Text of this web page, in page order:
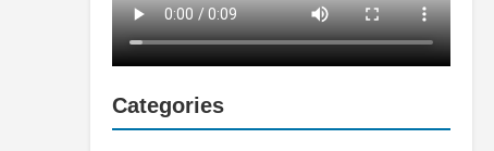
Categories